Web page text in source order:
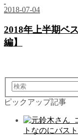
2018-07-04
2018年上半期ベ
編】
検
索
ピックアップ記事
トなのにバス